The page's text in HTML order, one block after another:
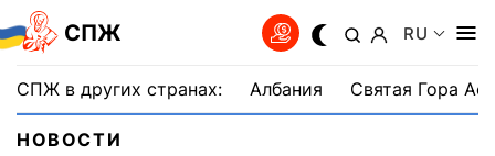
СПЖ RU
СПЖ в других странах: Албания Святая Гора
НОВОСТИ